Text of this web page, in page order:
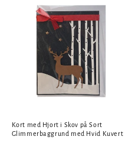
Kort med Hjort i Skov på Sort
Glimmerbaggrund med Hvid Kuvert